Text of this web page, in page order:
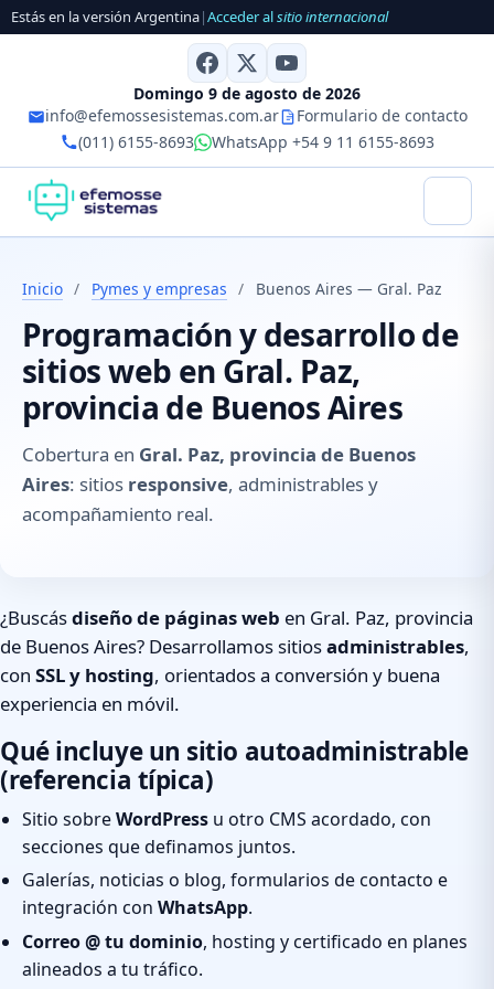
Estás en la versión Argentina|Acceder alsitio internacional
Domingo 9 de agosto de 2026
info@efemossesistemas.com.ar
Formulario de contacto
(011) 6155-8693
WhatsApp +54 9 11 6155-8693
Inicio / Pymes y empresas / Buenos Aires — Gral. Paz
Programación y desarrollo de
sitios web en Gral. Paz,
provincia de Buenos Aires
Cobertura en Gral. Paz, provincia de Buenos
Aires: sitios responsive, administrables y
acompañamiento real.
¿Buscásdiseño de páginas web en Gral. Paz, provincia
de Buenos Aires? Desarrollamos sitiosadministrables,
con SSL y hosting, orientados a conversión y buena
experiencia en móvil.
Qué incluye un sitio autoadministrable
(referencia típica)
Sitio sobreWordPress u otro CMS acordado, con
secciones que definamos juntos.
Galerías, noticias o blog, formularios de contacto e
integración con WhatsApp.
Correo @ tu dominio, hosting y certificado en planes
alineados a tu tráfico.